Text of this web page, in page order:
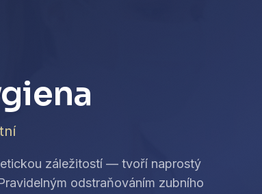
záležitostí — tvoří naprostý
odstraňováním zubního